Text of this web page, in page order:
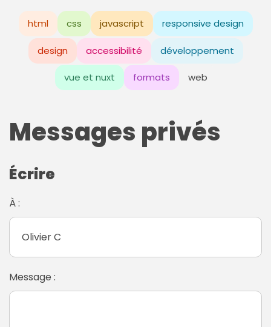
html css javascript responsive design
design accessibilité développement
vue et nuxt formats web
Messages privés
Écrire
À :
Message :